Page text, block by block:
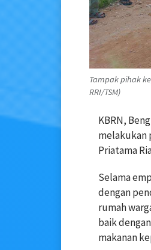
Tampak pihak
RRI/TSM)
KBRN,
melakukan
Priatama
Selama
dengan
rumah
baik
makanan